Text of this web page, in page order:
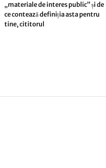
„materiale de interes public” și de
ce contează definiția asta pentru
tine, cititorul